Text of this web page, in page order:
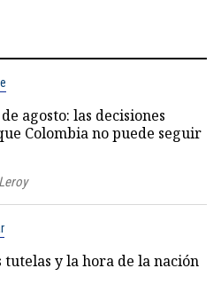
agosto: las decisiones
Colombia no puede seguir
tutelas y la hora de la nación